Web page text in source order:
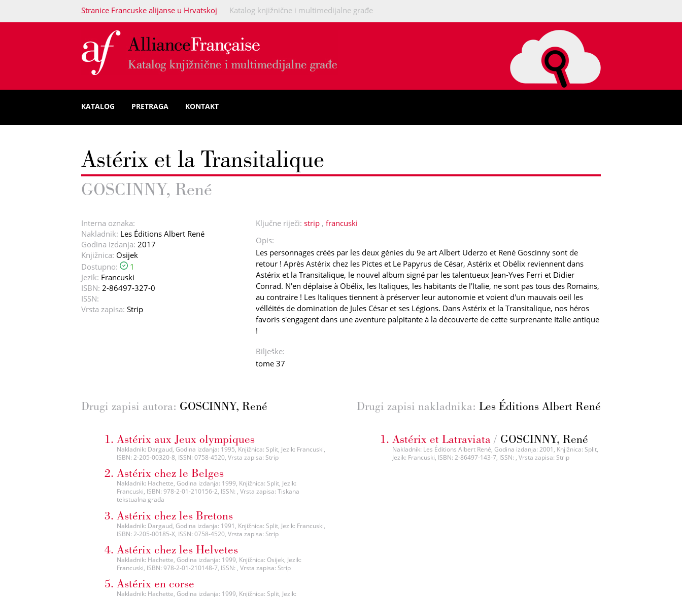
Stranice Francuske alijanse u Hrvatskoj Katalog knjižnične i multimedijalne građe
KATALOG PRETRAGA KONTAKT
Astérix et la Transitalique
GOSCINNY, René
Interna oznaka:
Nakladnik: Les Éditions Albert René
Godina izdanja: 2017
Knjižnica: Osijek
Dostupno:
1
Jezik: Francuski
ISBN: 2-86497-327-0
ISSN:
Vrsta zapisa: Strip
Ključne riječi:strip ,francuski
Opis:
Les personnages créés par les deux génies du 9e art Albert Uderzo et René Goscinny sont de
retour ! Après Astérix chez les Pictes et Le Papyrus de César, Astérix et Obélix reviennent dans
Astérix et la Transitalique, le nouvel album signé par les talentueux Jean-Yves Ferri et Didier
Conrad. N'en déplaise à Obélix, les Italiques, les habitants de l'Italie, ne sont pas tous des Romains,
au contraire ! Les Italiques tiennent à préserver leur autonomie et voient d'un mauvais oeil les
vélléités de domination de Jules César et ses Légions. Dans Astérix et la Transitalique, nos héros
favoris s'engagent dans une aventure palpitante à la découverte de cette surprenante Italie antique
!
Bilješke:
tome 37
Drugi zapisi autora: GOSCINNY, René
Astérix aux Jeux olympiques
Nakladnik: Dargaud, Godina izdanja: 1995, Knjižnica: Split, Jezik: Francuski,
ISBN: 2-205-00320-8, ISSN: 0758-4520, Vrsta zapisa: Strip
Astérix chez le Belges
Nakladnik: Hachette, Godina izdanja: 1999, Knjižnica: Split, Jezik:
Francuski, ISBN: 978-2-01-210156-2, ISSN: , Vrsta zapisa: Tiskana
tekstualna građa
Astérix chez les Bretons
Nakladnik: Dargaud, Godina izdanja: 1991, Knjižnica: Split, Jezik: Francuski,
ISBN: 2-205-00185-X, ISSN: 0758-4520, Vrsta zapisa: Strip
Astérix chez les Helvetes
Nakladnik: Hachette, Godina izdanja: 1999, Knjižnica: Osijek, Jezik:
Francuski, ISBN: 978-2-01-210148-7, ISSN: , Vrsta zapisa: Strip
Astérix en corse
Nakladnik: Hachette, Godina izdanja: 1999, Knjižnica: Split, Jezik:
Drugi zapisi nakladnika: Les Éditions Albert René
Astérix et Latraviata / GOSCINNY, René
Nakladnik: Les Éditions Albert René, Godina izdanja: 2001, Knjižnica: Split,
Jezik: Francuski, ISBN: 2-86497-143-7, ISSN: , Vrsta zapisa: Strip